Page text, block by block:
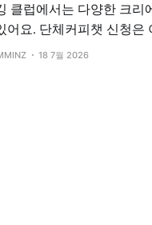
클럽에서는 다양한 크
어요. 단체커피챗 신청은
이 링크에서 가능하세요!
18 7월 2026